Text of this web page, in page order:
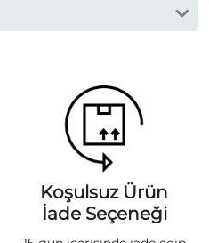
Koşulsuz Ürün
İade Seçeneği